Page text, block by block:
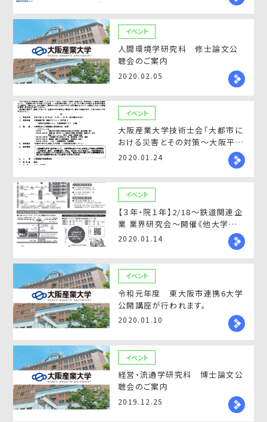
イベント
人間環境学研究科 修士論文公
聴会のご案内
2020.02.05
イベント
大阪産業大学技術士会「大都市に
おける災害とその対策～大阪平野
を例にして～」(2/22)講演会開催
2020.01.24
イベント
【３年・院１年】2/18～鉄道関連企
業 業界研究会～開催《他大学から
の参加も可能！》
2020.01.14
イベント
令和元年度 東大阪市連携6大学
公開講座が行われます。
2020.01.10
イベント
経営・流通学研究科 博士論文公
聴会のご案内
2019.12.25